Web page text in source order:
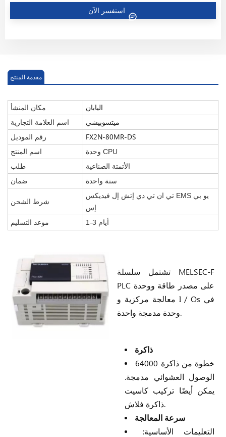
مقدمة المنتج
مكان المنشأ اليابان
اسم العلامة التجارية ميتسوبيشي
رقم الموديل FX2N-80MR-DS
اسم المنتج
وحدة CPU
طلب
الأتمتة الصناعية
ضمان
سنة واحدة
شرط الشحن
تي ان تي دي إتش إل فيديكس EMS يو بي
إس
موعد التسليم
1-3 أيام
تشتمل سلسلة MELSEC-F
PLC على مصدر طاقة ووحدة
معالجة مركزية و I / Os في
وحدة مدمجة واحدة.
ذاكرة
64000 خطوة من ذاكرة
الوصول العشوائي مدمجة.
يمكن أيضًا تركيب كاسيت
ذاكرة فلاش.
سرعة المعالجة
التعليمات الأساسية: